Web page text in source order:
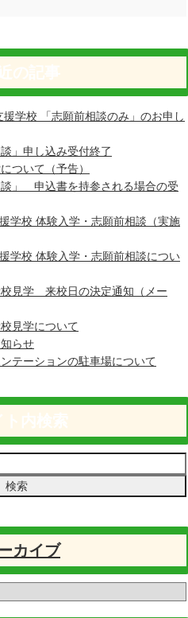
学校 「志願前相談のみ」のお申し
」申し込み受付終了
ついて（予告）
談」 申込書を持参される場合の受
学校 体験入学・志願前相談（実施
学校 体験入学・志願前相談につい
見学 来校日の決定通知（メー
見学について
らせ
テーションの駐車場について
カイブ